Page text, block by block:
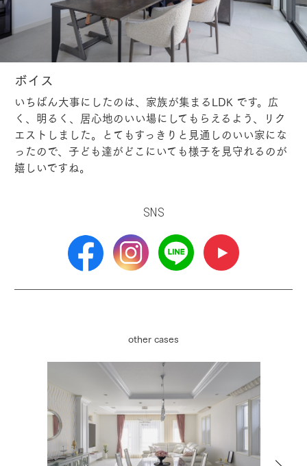
ボイス
いちばん大事にしたのは、家族が集まるLDK です。広
く、明るく、居心地のいい場にしてもらえるよう、リク
エストしました。とてもすっきりと見通しのいい家にな
ったので、子ども達がどこにいても様子を見守れるのが
嬉しいですね。
SNS
other cases